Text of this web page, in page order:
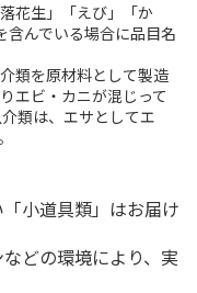
花生」「えび」「か
含んでいる場合に品目名
類を原材料として製造
エビ・カニが混じって
類は、エサとしてエ
小道具類」はお届け
どの環境により、実